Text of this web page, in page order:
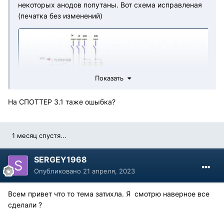
некоторых анодов попутаны. Вот схема исправленая
(печатка без изменений)
Показать
На СПОТТЕР 3.1 таже ошыбка?
1 месяц спустя...
SERGEY1968
Опубликовано 21 апреля, 2023
Всем привет что то тема затихла. Я смотрю наверное все
сделали ?